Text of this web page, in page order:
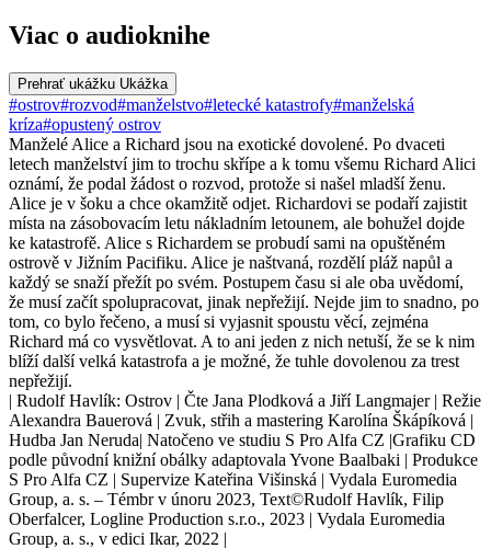
Viac o audioknihe
Prehrať ukážku Ukážka
#ostrov#rozvod#manželstvo#letecké katastrofy#manželská
kríza#opustený ostrov
Manželé Alice a Richard jsou na exotické dovolené. Po dvaceti
letech manželství jim to trochu skřípe a k tomu všemu Richard Alici
oznámí, že podal žádost o rozvod, protože si našel mladší ženu.
Alice je v šoku a chce okamžitě odjet. Richardovi se podaří zajistit
místa na zásobovacím letu nákladním letounem, ale bohužel dojde
ke katastrofě. Alice s Richardem se probudí sami na opuštěném
ostrově v Jižním Pacifiku. Alice je naštvaná, rozdělí pláž napůl a
každý se snaží přežít po svém. Postupem času si ale oba uvědomí,
že musí začít spolupracovat, jinak nepřežijí. Nejde jim to snadno, po
tom, co bylo řečeno, a musí si vyjasnit spoustu věcí, zejména
Richard má co vysvětlovat. A to ani jeden z nich netuší, že se k nim
blíží další velká katastrofa a je možné, že tuhle dovolenou za trest
nepřežijí.
| Rudolf Havlík: Ostrov | Čte Jana Plodková a Jiří Langmajer | Režie
Alexandra Bauerová | Zvuk, střih a mastering Karolína Škápíková |
Hudba Jan Neruda| Natočeno ve studiu S Pro Alfa CZ |Grafiku CD
podle původní knižní obálky adaptovala Yvone Baalbaki | Produkce
S Pro Alfa CZ | Supervize Kateřina Višinská | Vydala Euromedia
Group, a. s. – Témbr v únoru 2023, Text©Rudolf Havlík, Filip
Oberfalcer, Logline Production s.r.o., 2023 | Vydala Euromedia
Group, a. s., v edici Ikar, 2022 |